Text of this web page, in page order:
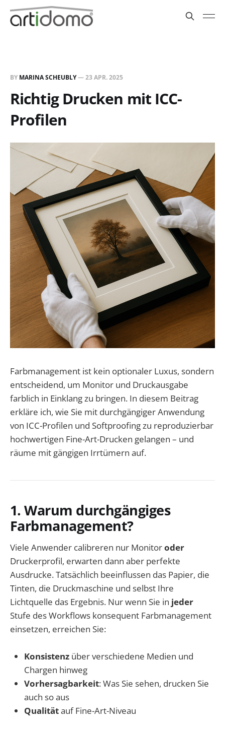
BY MARINA SCHEUBLY—23 APR. 2025
Richtig Drucken mit ICC-
Profilen
Farbmanagement ist kein optionaler Luxus, sondern
entscheidend, um Monitor und Druckausgabe
farblich in Einklang zu bringen. In diesem Beitrag
erkläre ich, wie Sie mit durchgängiger Anwendung
von ICC-Profilen und Softproofing zu reproduzierbar
hochwertigen Fine-Art-Drucken gelangen – und
räume mit gängigen Irrtümern auf.
1. Warum durchgängiges
Farbmanagement?
Viele Anwender calibreren nur Monitoroder
Druckerprofil, erwarten dann aber perfekte
Ausdrucke. Tatsächlich beeinflussen das Papier, die
Tinten, die Druckmaschine und selbst Ihre
Lichtquelle das Ergebnis. Nur wenn Sie in jeder
Stufe des Workflows konsequent Farbmanagement
einsetzen, erreichen Sie:
Konsistenz über verschiedene Medien und
Chargen hinweg
Vorhersagbarkeit: Was Sie sehen, drucken Sie
auch so aus
Qualitätauf Fine-Art-Niveau